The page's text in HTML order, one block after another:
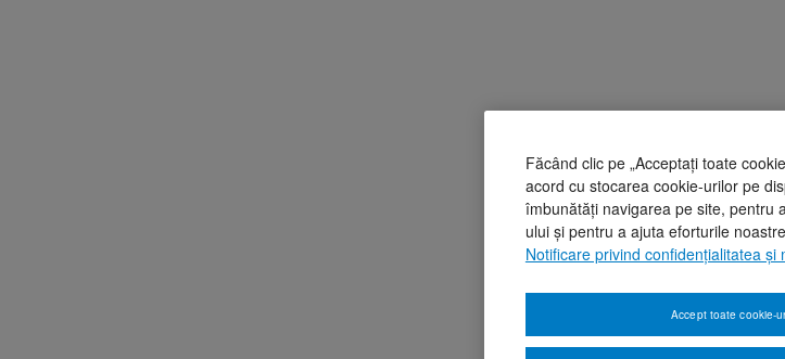
Făcând clic pe „Acceptați toate
acord cu stocarea cookie-urilor pe
îmbunătăți navigarea pe site, pentru
ului și pentru a ajuta eforturile
Notificare privind confidențialitatea și
Accept toate cookie-